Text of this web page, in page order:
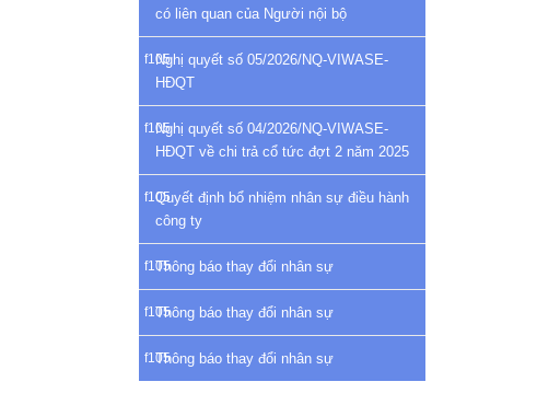
có liên quan của Người nội bộ
Nghị quyết số 05/2026/NQ-VIWASE-
HĐQT
Nghị quyết số 04/2026/NQ-VIWASE-
HĐQT về chi trả cổ tức đợt 2 năm 2025
Quyết định bổ nhiệm nhân sự điều hành
công ty
Thông báo thay đổi nhân sự
Thông báo thay đổi nhân sự
Thông báo thay đổi nhân sự